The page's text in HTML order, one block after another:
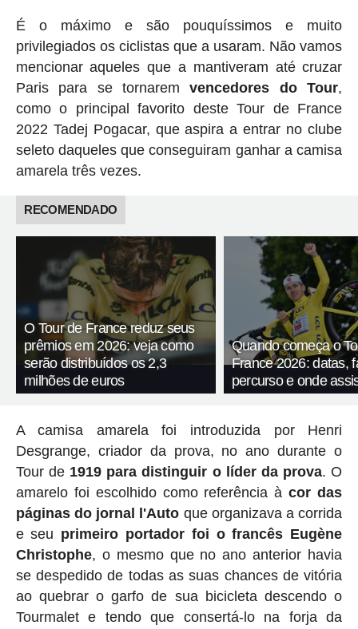
É o máximo e são pouquíssimos e muito
privilegiados os ciclistas que a usaram. Não vamos
mencionar aqueles que a mantiveram até cruzar
Paris para se tornaremvencedores do Tour,
como o principal favorito deste Tour de France
2022 Tadej Pogacar, que aspira a entrar no clube
seleto daqueles que conseguiram ganhar a camisa
amarela três vezes.
RECOMENDADO
O Tour de France reduz seus
prêmios em 2026: veja como
serão distribuídos os 2,3
milhões de euros
Quando começa o
France 2026: datas,
percurso e onde
A camisa amarela foi introduzida por Henri
Desgrange, criador da prova, no ano durante o
Tour de 1919 para distinguir o líder da prova. O
amarelo foi escolhido como referência àcor das
páginas do jornal l'Auto que organizava a corrida
e seu primeiro portador foi o francês Eugène
Christophe, o mesmo que no ano anterior havia
se despedido de todas as suas chances de vitória
ao quebrar o garfo de sua bicicleta descendo o
Tourmalet e tendo que consertá-lo na forja da